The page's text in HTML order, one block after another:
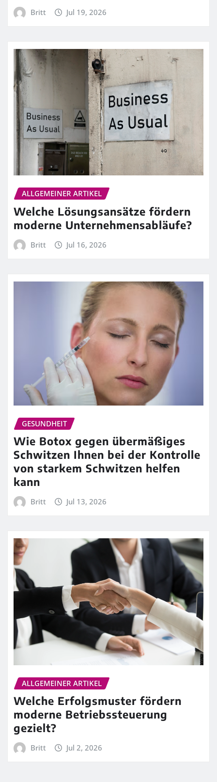
Britt Jul 19, 2026
ALLGEMEINER ARTIKEL
Welche Lösungsansätze fördern
moderne Unternehmensabläufe?
Britt Jul 16, 2026
GESUNDHEIT
Wie Botox gegen übermäßiges
Schwitzen Ihnen bei der Kontrolle
von starkem Schwitzen helfen
kann
Britt Jul 13, 2026
ALLGEMEINER ARTIKEL
Welche Erfolgsmuster fördern
moderne Betriebssteuerung
gezielt?
Britt Jul 2, 2026